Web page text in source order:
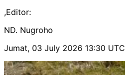
,Editor:
ND. Nugroho
Jumat, 03 July 2026 13:30 UTC